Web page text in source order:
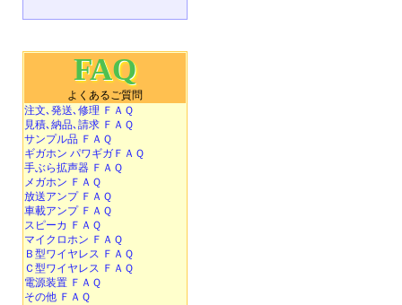
FAQ
よくあるご質問
注文､発送､修理 ＦＡＱ
見積､納品､請求 ＦＡＱ
サンプル品 ＦＡＱ
ギガホン パワギガＦＡＱ
手ぶら拡声器 ＦＡＱ
メガホン ＦＡＱ
放送アンプ ＦＡＱ
車載アンプ ＦＡＱ
スピーカ ＦＡＱ
マイクロホン ＦＡＱ
Ｂ型ワイヤレス ＦＡＱ
Ｃ型ワイヤレス ＦＡＱ
電源装置 ＦＡＱ
その他 ＦＡＱ